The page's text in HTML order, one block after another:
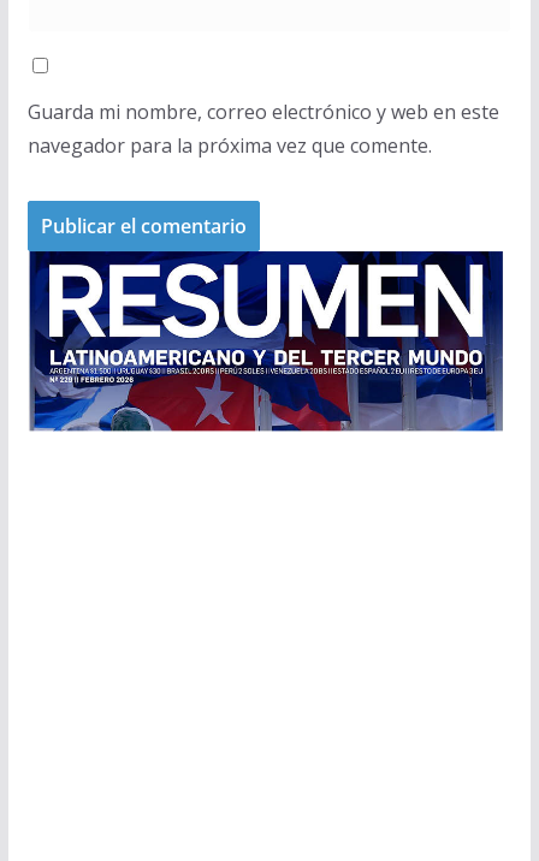
Guarda mi nombre, correo electrónico y web en este
navegador para la próxima vez que comente.